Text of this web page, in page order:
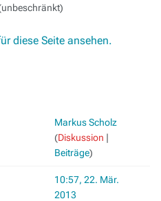
diese Seite ansehen.
Markus Scholz
(Diskussion |
Beiträge)
10:57, 22. Mär.
2013